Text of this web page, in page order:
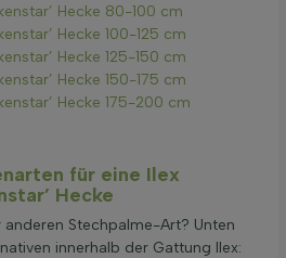
Hecke 80-100 cm
Hecke 100-125 cm
Hecke 125-150 cm
Hecke 150-175 cm
Hecke 175-200 cm
für eine Ilex
Hecke
Stechpalme-Art? Unten
innerhalb der Gattung Ilex: